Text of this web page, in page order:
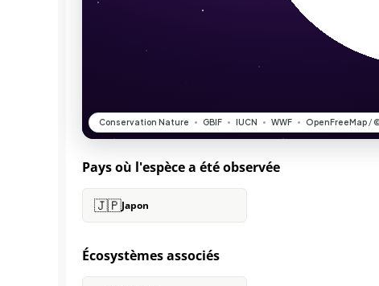
Pays où l'espèce a été observée
🇯🇵Japon
Écosystèmes associés